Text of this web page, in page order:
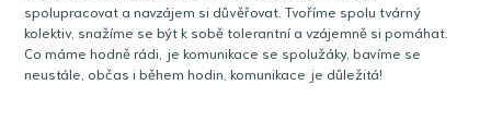
spolupracovat a navzájem si důvěřovat. Tvoříme spolu tvárný
kolektiv, snažíme se být k sobě tolerantní a vzájemně si pomáhat.
Co máme hodně rádi, je komunikace se spolužáky, bavíme se
neustále, občas i během hodin, komunikace je důležitá!